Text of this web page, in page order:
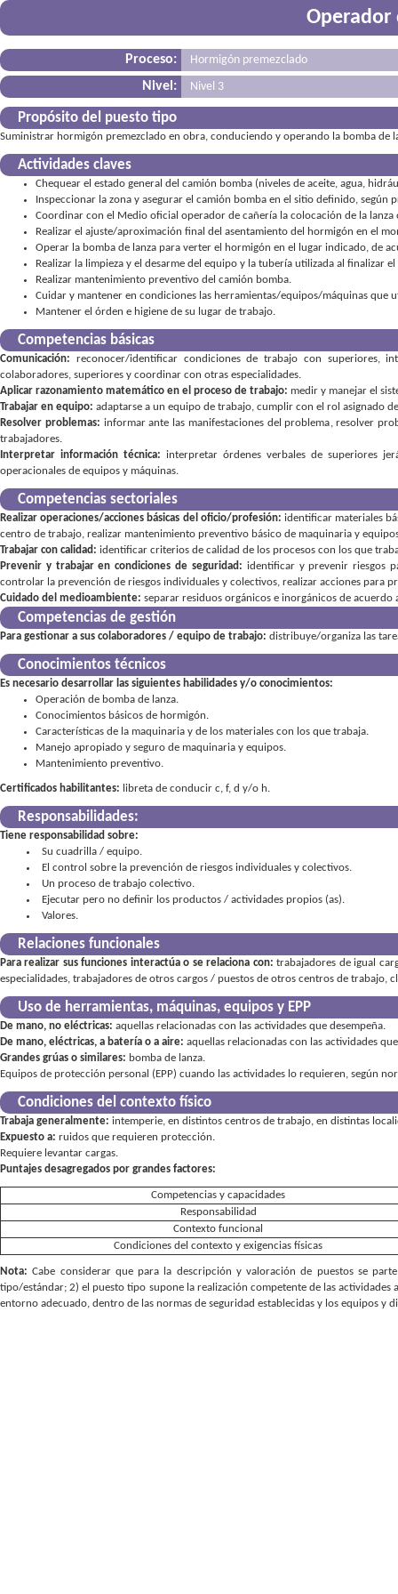
Operador
Proceso: Hormigón premezclado
Nivel: Nivel 3
Propósito del puesto tipo
Suministrar hormigón premezclado en obra, conduciendo y operando la bomba de
Actividades claves
Chequear el estado general del camión bomba (niveles de aceite, agua,
Inspeccionar la zona y asegurar el camión bomba en el sitio definido, según
Coordinar con el Medio oficial operador de cañería la colocación de la
Realizar el ajuste/aproximación final del asentamiento del hormigón en el
Operar la bomba de lanza para verter el hormigón en el lugar indicado, de
Realizar la limpieza y el desarme del equipo y la tubería utilizada al finalizar
Realizar mantenimiento preventivo del camión bomba.
Cuidar y mantener en condiciones las herramientas/equipos/máquinas que
Mantener el órden e higiene de su lugar de trabajo.
Competencias básicas
Comunicación: reconocer/identificar condiciones de trabajo con superiores,
colaboradores, superiores y coordinar con otras especialidades
Aplicar razonamiento matemático en el proceso de trabajo: medir y manejar el
Trabajar en equipo: adaptarse a un equipo de trabajo, cumplir con el rol asignado
Resolver problemas: informar ante las manifestaciones del problema,resolver
trabajadores
Interpretar información técnica: interpretar órdenes verbales de superiores
operacionales de equipos y máquinas
Competencias sectoriales
Realizar operaciones/acciones básicas del oficio/profesión: identificar materiales
centro de trabajo realizar mantenimiento preventivo básico de maquinaria y
Trabajar con calidad: identificar criterios de calidad de los procesos con los que
Prevenir y trabajar en condiciones de seguridad: identificar y prevenir riesgos
controlar la prevención de riesgos individuales y colectivos, realizar acciones para
Cuidado del medioambiente: separar residuos orgánicos e inorgánicos de
Competencias de gestión
Para gestionar a sus colaboradores / equipo de trabajo: distribuye/organiza las
Conocimientos técnicos
Es necesario desarrollar las siguientes habilidades y/o conocimientos:
Operación de bomba de lanza.
Conocimientos básicos de hormigón.
Características de la maquinaria y de los materiales con los que trabaja.
Manejo apropiado y seguro de maquinaria y equipos.
Mantenimiento preventivo.
Certificados habilitantes: libreta de conducir c, f, d y/o h
Responsabilidades:
Tiene responsabilidad sobre:
Su cuadrilla / equipo
El control sobre la prevención de riesgos individuales y colectivos
Un proceso de trabajo colectivo
Ejecutar pero no definir los productos / actividades propios (as)
Valores
Relaciones funcionales
Para realizar sus funciones interactúa o se relaciona con:trabajadores de igual
especialidades, trabajadores de otros cargos / puestos de otros centros de trabajo,
Uso de herramientas, máquinas, equipos y EPP
De mano, no eléctricas: aquellas relacionadas con las actividades que desempeña
De mano, eléctricas, a batería o a aire: aquellas relacionadas con las actividades
Grandes grúas o similares: bomba de lanza
Equipos de protección personal (EPP) cuando las actividades lo requieren, según
Condiciones del contexto físico
Trabaja generalmente: intemperie, en distintos centros de trabajo, en distintas
Expuesto a: ruidos que requieren protección.
Requiere levantar cargas.
Puntajes desagregados por grandes factores:
Competencias y capacidades
Responsabilidad
Contexto funcional
Condiciones del contexto y exigencias físicas
Nota:Cabe considerar que para la descripción y valoración de puestos se
tipo/estándar; 2) el puesto tipo supone la realización competente de las
entorno adecuado, dentro de las normas de seguridad establecidas y los equipos y